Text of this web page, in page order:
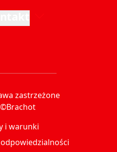
zastrzeżone
i warunki